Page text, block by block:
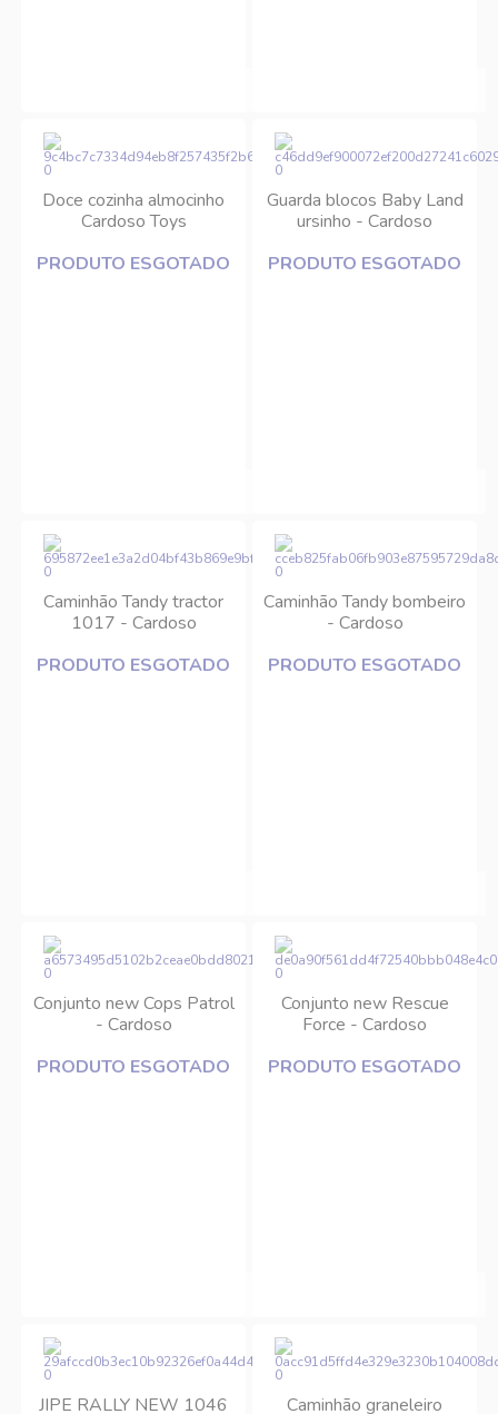
Doce cozinha almocinho
Cardoso Toys
PRODUTO ESGOTADO
Guarda blocos Baby Land
ursinho - Cardoso
PRODUTO ESGOTADO
Caminhão Tandy tractor
1017 - Cardoso
PRODUTO ESGOTADO
Caminhão Tandy bombeiro
- Cardoso
PRODUTO ESGOTADO
Conjunto new Cops Patrol
- Cardoso
PRODUTO ESGOTADO
Conjunto new Rescue
Force - Cardoso
PRODUTO ESGOTADO
JIPE RALLY NEW 1046
Caminhão graneleiro